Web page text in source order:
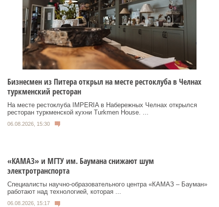
Бизнесмен из Питера открыл на месте рестоклуба в Челнах
туркменский ресторан
На месте рестоклуба IMPERIA в Набережных Челнах открылся
ресторан туркменской кухни Turkmen House. ...
06.08.2026, 15:30
«КАМАЗ» и МГТУ им. Баумана снижают шум
электротранспорта
Специалисты научно-образовательного центра «КАМАЗ – Бауман»
работают над технологией, которая ...
06.08.2026, 15:17